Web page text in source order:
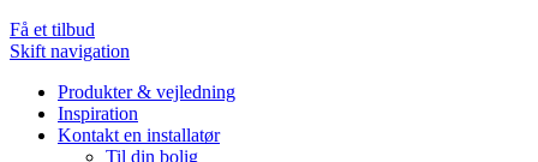
Få et tilbud
Skift navigation
Produkter & vejledning
Inspiration
Kontakt en installatør
Til din bolig